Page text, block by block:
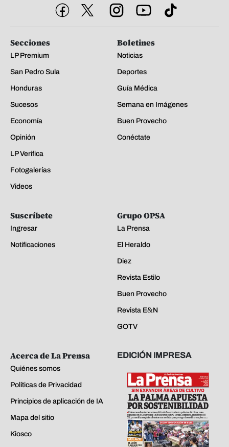
Secciones
LP Premium
San Pedro Sula
Honduras
Sucesos
Economía
Opinión
LP Verifica
Fotogalerías
Videos
Boletines
Noticias
Deportes
Guía Médica
Semana en Imágenes
Buen Provecho
Conéctate
Suscríbete
Ingresar
Notificaciones
Grupo OPSA
La Prensa
El Heraldo
Diez
Revista Estilo
Buen Provecho
Revista E&N
GOTV
Acerca de La Prensa
Quiénes somos
Políticas de Privacidad
Principios de aplicación de IA
Mapa del sitio
Kiosco
EDICIÓN IMPRESA